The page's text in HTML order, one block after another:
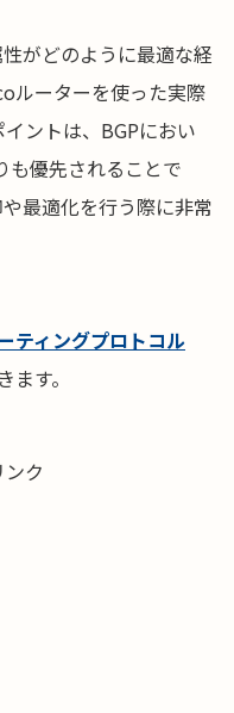
がどのように最適な経
ルーターを使った実際
ントは、BGPにおい
も優先されることで
最適化を行う際に非常
ティングプロトコル
ます。
ク